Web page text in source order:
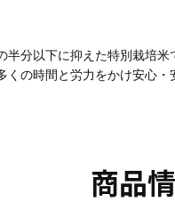
分以下に抑えた特別栽培米
の時間と労力をかけ安心・
商品